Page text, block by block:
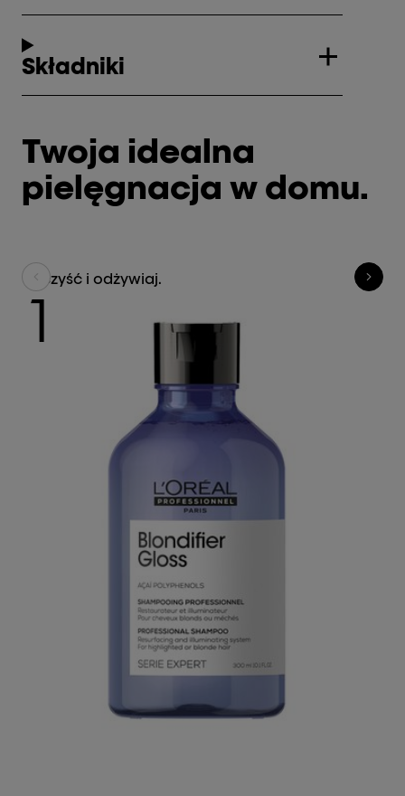
Składniki
Twoja idealna
pielęgnacja w domu.
Oczyść i odżywiaj.
1